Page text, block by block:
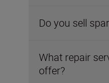
Do you sell
What repair
offer?